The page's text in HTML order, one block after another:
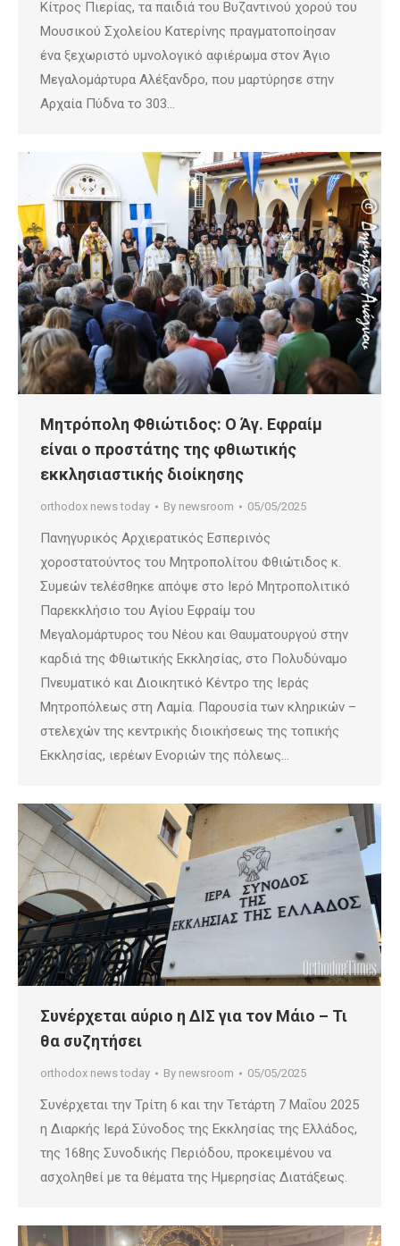
Κίτρος Πιερίας, τα παιδιά του Βυζαντινού χορού του
Μουσικού Σχολείου Κατερίνης πραγματοποίησαν
ένα ξεχωριστό υμνολογικό αφιέρωμα στον Άγιο
Μεγαλομάρτυρα Αλέξανδρο, που μαρτύρησε στην
Αρχαία Πύδνα το 303…
Μητρόπολη Φθιώτιδος: Ο Άγ. Εφραίμ
είναι ο προστάτης της φθιωτικής
εκκλησιαστικής διοίκησης
orthodox news today By newsroom 05/05/2025
Πανηγυρικός Αρχιερατικός Εσπερινός
χοροστατούντος του Μητροπολίτου Φθιώτιδος κ.
Συμεών τελέσθηκε απόψε στο Ιερό Μητροπολιτικό
Παρεκκλήσιο του Αγίου Εφραίμ του
Μεγαλομάρτυρος του Νέου και Θαυματουργού στην
καρδιά της Φθιωτικής Εκκλησίας, στο Πολυδύναμο
Πνευματικό και Διοικητικό Κέντρο της Ιεράς
Μητροπόλεως στη Λαμία. Παρουσία των κληρικών –
στελεχών της κεντρικής διοικήσεως της τοπικής
Εκκλησίας, ιερέων Ενοριών της πόλεως…
Συνέρχεται αύριο η ΔΙΣ για τον Μάιο – Τι
θα συζητήσει
orthodox news today By newsroom 05/05/2025
Συνέρχεται την Τρίτη 6 και την Τετάρτη 7 Μαΐου 2025
η Διαρκής Ιερά Σύνοδος της Εκκλησίας της Ελλάδος,
της 168ης Συνοδικής Περιόδου, προκειμένου να
ασχοληθεί με τα θέματα της Ημερησίας Διατάξεως.